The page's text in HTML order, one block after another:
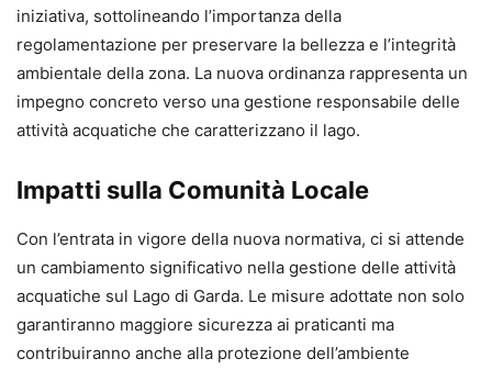
iniziativa, sottolineando l’importanza della
regolamentazione per preservare la bellezza e l’integrità
ambientale della zona. La nuova ordinanza rappresenta un
impegno concreto verso una gestione responsabile delle
attività acquatiche che caratterizzano il lago.
Impatti sulla Comunità Locale
Con l’entrata in vigore della nuova normativa, ci si attende
un cambiamento significativo nella gestione delle attività
acquatiche sul Lago di Garda. Le misure adottate non solo
garantiranno maggiore sicurezza ai praticanti ma
contribuiranno anche alla protezione dell’ambiente